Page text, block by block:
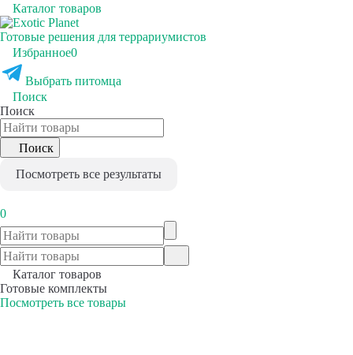
Каталог товаров
Готовые решения для террариумистов
Избранное0
Выбрать питомца
Поиск
Поиск
Поиск
Посмотреть все результаты
0
Каталог товаров
Готовые комплекты
Посмотреть все товары